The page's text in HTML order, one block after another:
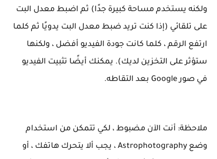
ولكنه يستخدم مساحة كبيرة جدًا) ثم اضبط معدل البت
على تلقائي (إذا كنت تريد ضبط معدل البت يدويًا ثم كلما
ارتفع الرقم ، كلما كانت جودة الفيديو أفضل ، ولكنها
ستؤثر على التخزين لديك). يمكنك أيضًا تثبيت الفيديو
في صور Google بعد التقاطه.
ملاحظة: أنت الآن مضبوط ، لكي تتمكن من استخدام
وضع Astrophotography ، يجب ألا يتحرك هاتفك ، أو